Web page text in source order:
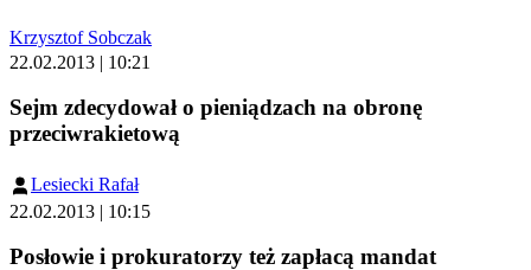
Krzysztof Sobczak
22.02.2013 | 10:21
Sejm zdecydował o pieniądzach na obronę
przeciwrakietową
Lesiecki Rafał
22.02.2013 | 10:15
Posłowie i prokuratorzy też zapłacą mandat